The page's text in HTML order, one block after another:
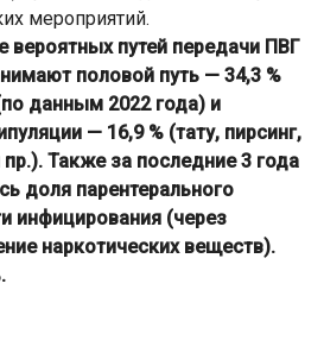
мероприятий.
вероятных путей передачи ПВГ
половой путь — 34,3 %
данным 2022 года) и
— 16,9 % (тату, пирсинг,
Также за последние 3 года
доля парентерального
инфицирования (через
наркотических веществ).